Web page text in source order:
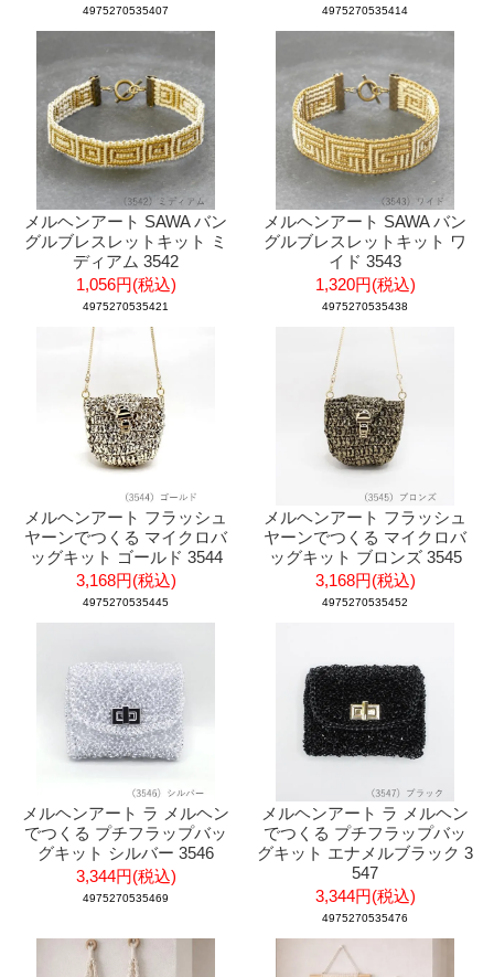
4975270535407 4975270535414
メルヘンアート SAWA バン
グルブレスレットキット ミ
ディアム 3542
1,056円(税込)
4975270535421
メルヘンアート SAWA バン
グルブレスレットキット ワ
イド 3543
1,320円(税込)
4975270535438
メルヘンアート フラッシュ
ヤーンでつくる マイクロバ
ッグキット ゴールド 3544
3,168円(税込)
4975270535445
メルヘンアート フラッシュ
ヤーンでつくる マイクロバ
ッグキット ブロンズ 3545
3,168円(税込)
4975270535452
メルヘンアート ラ メルヘン
でつくる プチフラップバッ
グキット シルバー 3546
3,344円(税込)
4975270535469
メルヘンアート ラ メルヘン
でつくる プチフラップバッ
グキット エナメルブラック 3
547
3,344円(税込)
4975270535476